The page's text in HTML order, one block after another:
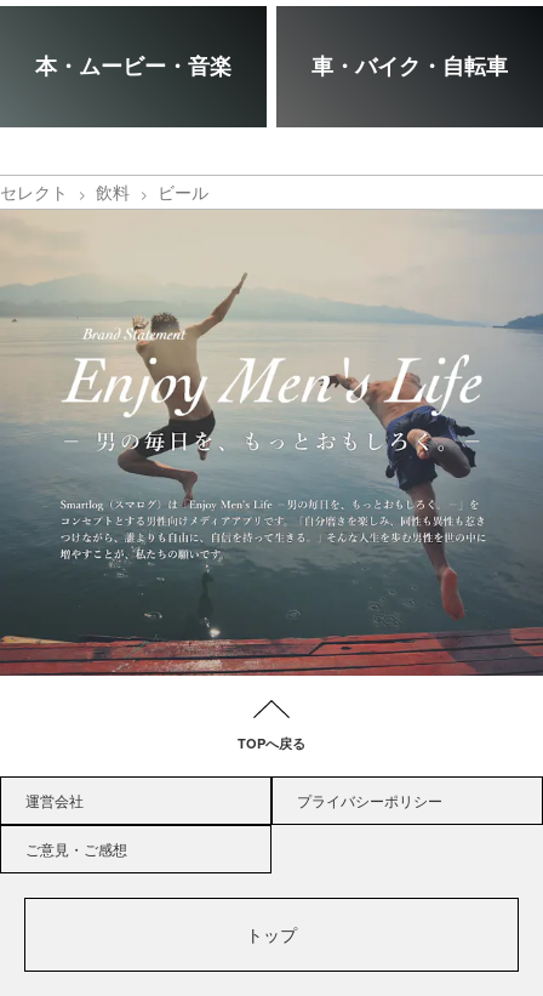
本・ムービー・音楽 車・バイク・自転車
セレクト 飲料 ビール
TOPへ戻る
運営会社 プライバシーポリシー
ご意見・ご感想
トップ